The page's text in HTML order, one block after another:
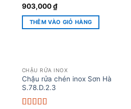
Được xếp
hạng55 sao
903,000₫
THÊM VÀO GIỎ HÀNG
CHẬU RỬA INOX
Chậu rửa chén inox Sơn Hà
S.78.D.2.3